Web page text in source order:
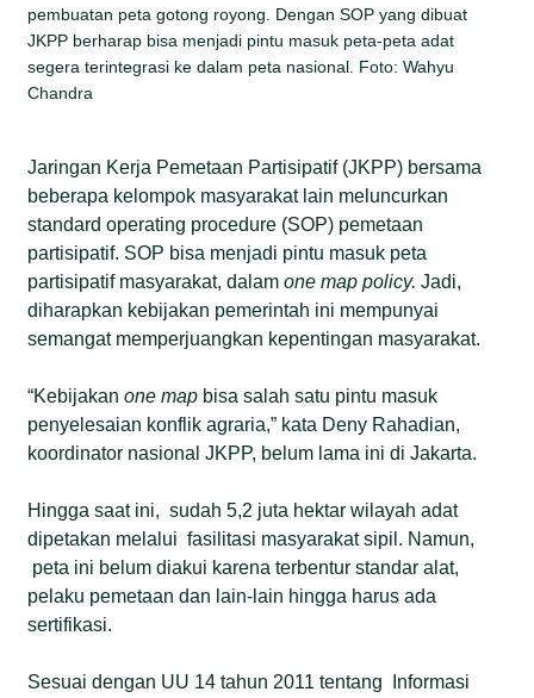
pembuatan peta gotong royong. Dengan SOP yang dibuat
JKPP berharap bisa menjadi pintu masuk peta-peta adat
segera terintegrasi ke dalam peta nasional. Foto: Wahyu
Chandra
Jaringan Kerja Pemetaan Partisipatif (JKPP) bersama
beberapa kelompok masyarakat lain meluncurkan
standard operating procedure (SOP) pemetaan
partisipatif. SOP bisa menjadi pintu masuk peta
partisipatif masyarakat, dalamone map policy. Jadi,
diharapkan kebijakan pemerintah ini mempunyai
semangat memperjuangkan kepentingan masyarakat.
“Kebijakanone map bisa salah satu pintu masuk
penyelesaian konflik agraria,” kata Deny Rahadian,
koordinator nasional JKPP, belum lama ini di Jakarta.
Hingga saat ini, sudah 5,2 juta hektar wilayah adat
dipetakan melalui fasilitasi masyarakat sipil. Namun,
peta ini belum diakui karena terbentur standar alat,
pelaku pemetaan dan lain-lain hingga harus ada
sertifikasi.
Sesuai dengan UU 14 tahun 2011 tentang Informasi